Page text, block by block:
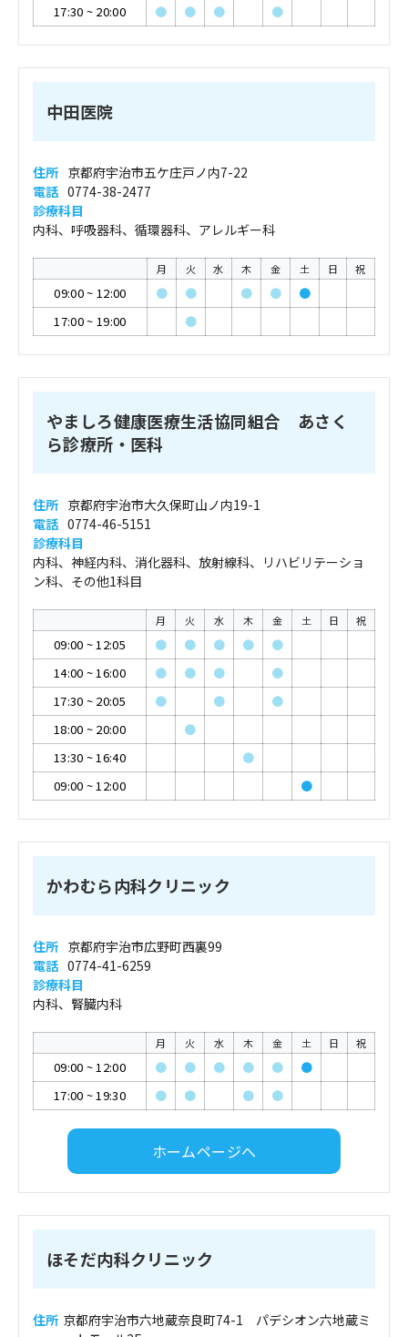
17:30 ~ 20:00 ● ● ● ●
中田医院
住所 京都府宇治市五ケ庄戸ノ内7-22
電話 0774-38-2477
診療科目
内科、呼吸器科、循環器科、アレルギー科
月 火 水 木 金 土 日 祝
09:00~ 12:00 ● ● ● ●
●
17:00~ 19:00 ●
やましろ健康医療生活協同組合 あさく
ら診療所・医科
住所 京都府宇治市大久保町山ノ内19-1
電話 0774-46-5151
診療科目
内科、神経内科、消化器科、放射線科、リハビリテーショ
ン科、その他1科目
月 火 水 木 金 土 日 祝
09:00 ~12:05 ● ● ● ●
●
14:00 ~16:00 ● ● ●
●
17:30 ~ 20:05 ● ●
●
18:00 ~ 20:00
●
13:30 ~16:40
●
09:00 ~12:00 ●
かわむら内科クリニック
住所 京都府宇治市広野町西裏99
電話 0774-41-6259
診療科目
内科、腎臓内科
月 火 水 木 金 土 日 祝
09:00 ~12:00 ● ● ● ● ●
●
17:00 ~19:30 ● ● ● ●
ホームページへ
ほそだ内科クリニック
住所 京都府宇治市六地蔵奈良町74-1 パデシオン六地蔵ミ